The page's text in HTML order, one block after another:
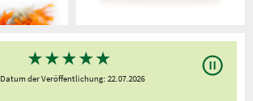
★★★★★
Datum der Veröffentlichung: 22.07.2026